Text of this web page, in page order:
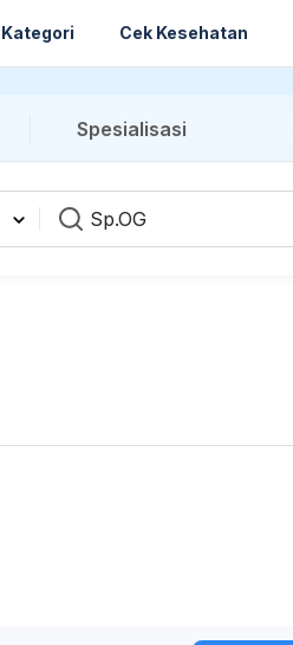
Kategori Cek Kesehatan
Spesialisasi